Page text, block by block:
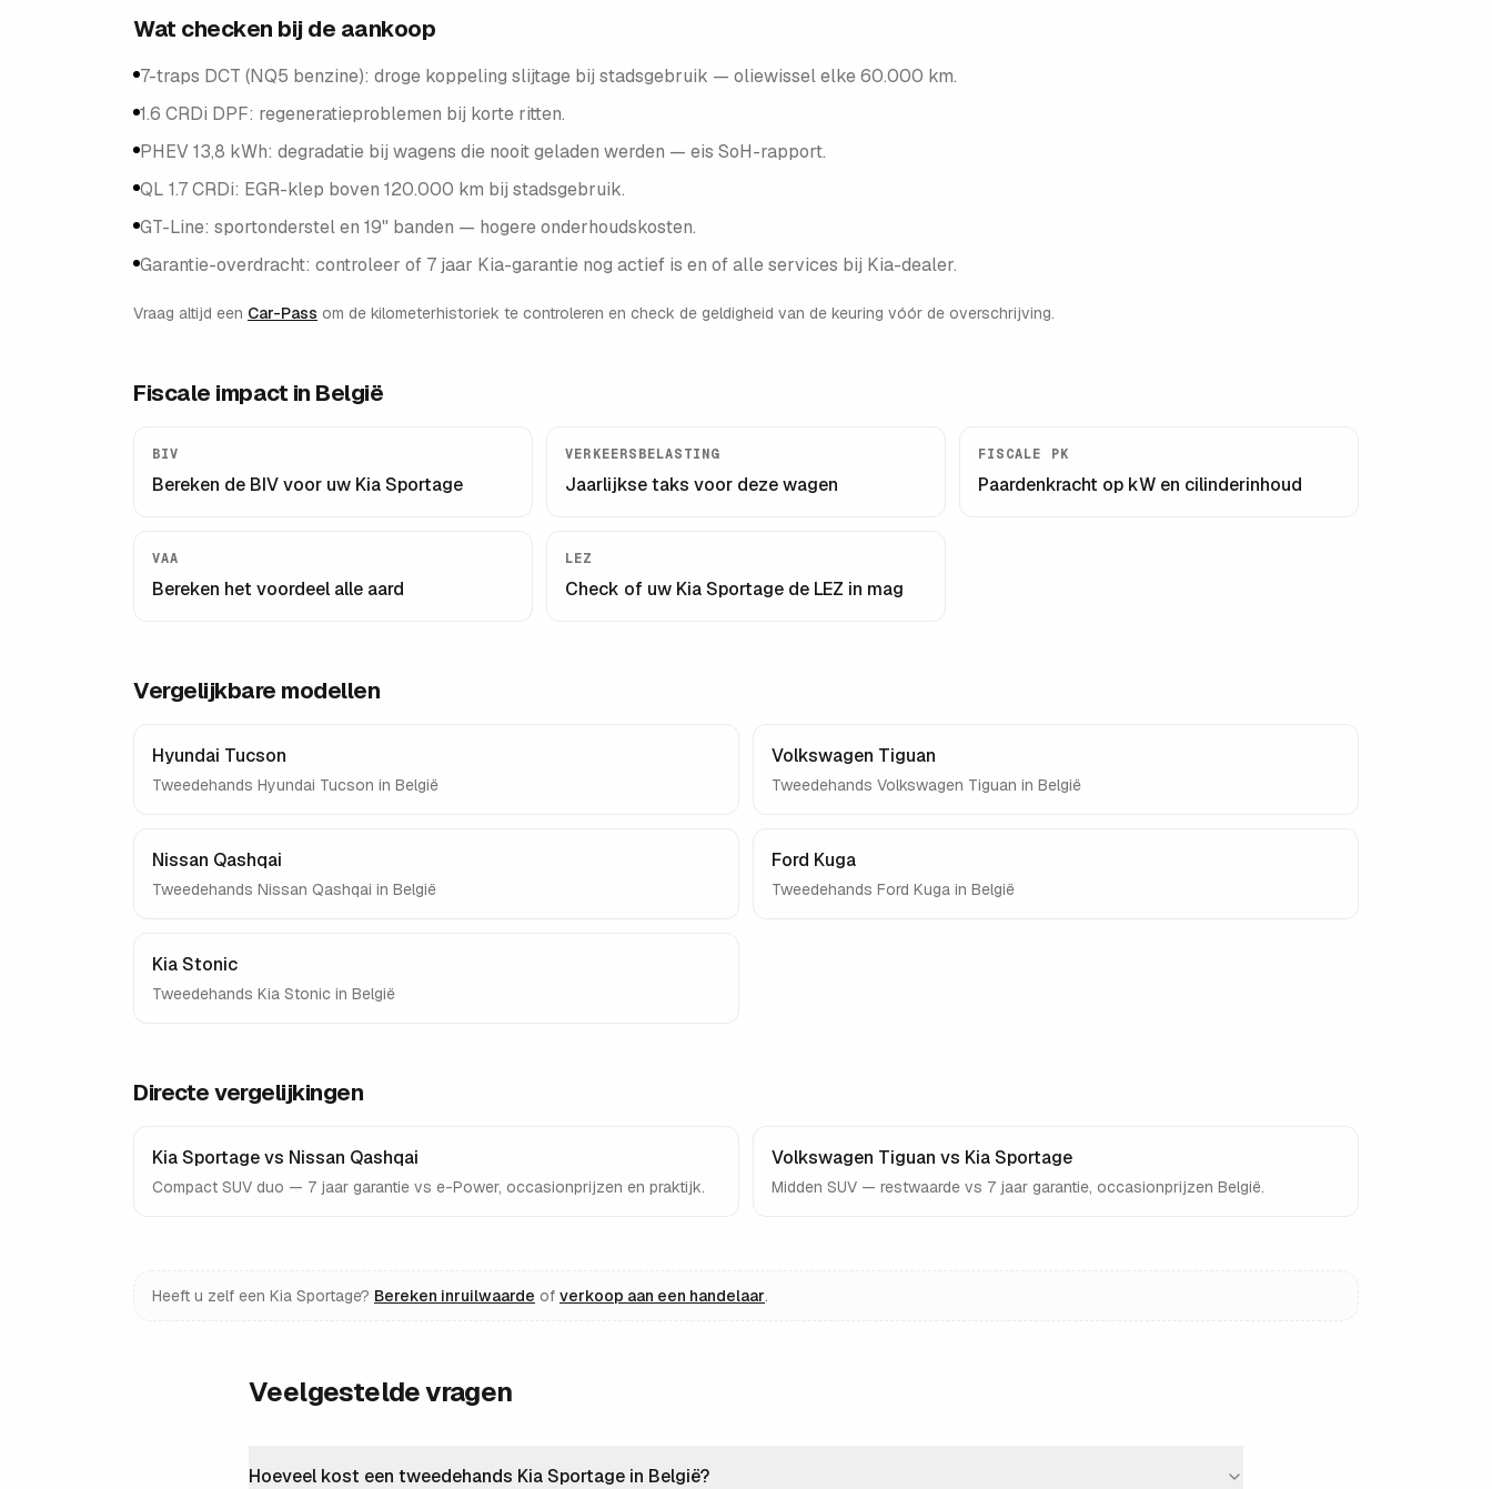
Wat checken bij de aankoop
7-traps DCT (NQ5 benzine): droge koppeling slijtage bij stadsgebruik — oliewissel elke 60.000 km.
1.6 CRDi DPF: regeneratieproblemen bij korte ritten.
PHEV 13,8 kWh: degradatie bij wagens die nooit geladen werden — eis SoH-rapport.
QL 1.7 CRDi: EGR-klep boven 120.000 km bij stadsgebruik.
GT-Line: sportonderstel en 19" banden — hogere onderhoudskosten.
Garantie-overdracht: controleer of 7 jaar Kia-garantie nog actief is en of alle services bij Kia-dealer.
Vraag altijd een Car-Pass om de kilometerhistoriek te controleren en check de geldigheid van de keuring vóór de overschrijving.
Fiscale impact in België
BIV
Bereken de BIV voor uw Kia Sportage
VERKEERSBELASTING
Jaarlijkse taks voor deze wagen
FISCALE PK
Paardenkracht op kW en cilinderinhoud
VAA
Bereken het voordeel alle aard
LEZ
Check of uw Kia Sportage de LEZ in mag
Vergelijkbare modellen
Hyundai Tucson
Tweedehands Hyundai Tucson in België
Volkswagen Tiguan
Tweedehands Volkswagen Tiguan in België
Nissan Qashqai
Tweedehands Nissan Qashqai in België
Ford Kuga
Tweedehands Ford Kuga in België
Kia Stonic
Tweedehands Kia Stonic in België
Directe vergelijkingen
Kia Sportage vs Nissan Qashqai
Compact SUV duo — 7 jaar garantie vs e-Power, occasionprijzen en praktijk.
Volkswagen Tiguan vs Kia Sportage
Midden SUV — restwaarde vs 7 jaar garantie, occasionprijzen België.
Heeft u zelf een Kia Sportage? Bereken inruilwaarde of verkoop aan een handelaar.
Veelgestelde vragen
Hoeveel kost een tweedehands Kia Sportage in België?